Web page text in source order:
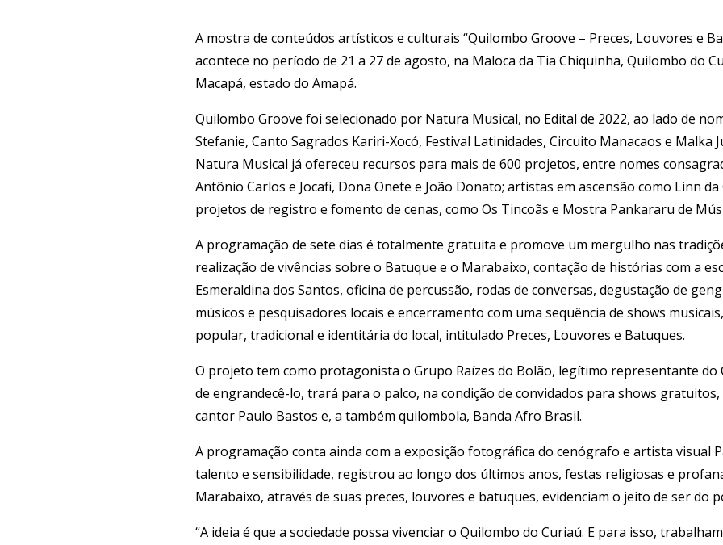
A mostra de conteúdos artísticos e culturais “Quilombo Groove – Preces, Louvores e
acontece no período de 21 a 27 de agosto, na Maloca da Tia Chiquinha, Quilombo do
Macapá, estado do Amapá.
Quilombo Groove foi selecionado por Natura Musical, no Edital de 2022, ao lado de
Stefanie, Canto Sagrados Kariri-Xocó, Festival Latinidades, Circuito Manacaos e Malka
Natura Musical já ofereceu recursos para mais de 600 projetos, entre nomes
Antônio Carlos e Jocafi, Dona Onete e João Donato; artistas em ascensão como Linn da
projetos de registro e fomento de cenas, como Os Tincoãs e Mostra Pankararu de
A programação de sete dias é totalmente gratuita e promove um mergulho nas
realização de vivências sobre o Batuque e o Marabaixo, contação de histórias com a
Esmeraldina dos Santos, oficina de percussão, rodas de conversas, degustação de
músicos e pesquisadores locais e encerramento com uma sequência de shows
popular, tradicional e identitária do local, intitulado Preces, Louvores e Batuques.
O projeto tem como protagonista o Grupo Raízes do Bolão, legítimo representante do
de engrandecê-lo, trará para o palco, na condição de convidados para shows
cantor Paulo Bastos e, a também quilombola, Banda Afro Brasil.
A programação conta ainda com a exposição fotográfica do cenógrafo e artista visual
talento e sensibilidade, registrou ao longo dos últimos anos, festas religiosas e
Marabaixo, através de suas preces, louvores e batuques, evidenciam o jeito de ser do
“A ideia é que a sociedade possa vivenciar o Quilombo do Curiaú. E para isso,